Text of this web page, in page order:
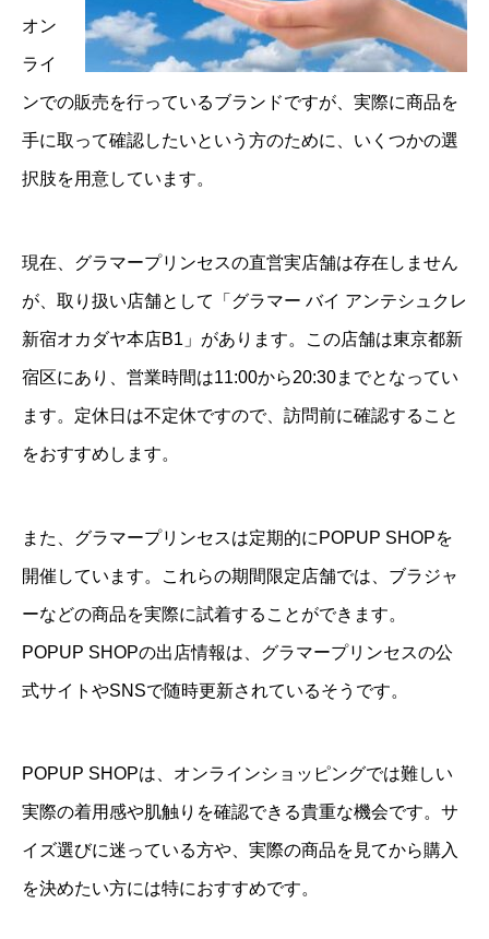
オン
ライ
ンでの販売を行っているブランドですが、実際に商品を
手に取って確認したいという方のために、いくつかの選
択肢を用意しています。
現在、グラマープリンセスの直営実店舗は存在しません
が、取り扱い店舗として「グラマー バイ アンテシュクレ
新宿オカダヤ本店B1」があります。この店舗は東京都新
宿区にあり、営業時間は11:00から20:30までとなってい
ます。定休日は不定休ですので、訪問前に確認すること
をおすすめします。
また、グラマープリンセスは定期的にPOPUP SHOPを
開催しています。これらの期間限定店舗では、ブラジャ
ーなどの商品を実際に試着することができます。
POPUP SHOPの出店情報は、グラマープリンセスの公
式サイトやSNSで随時更新されているそうです。
POPUP SHOPは、オンラインショッピングでは難しい
実際の着用感や肌触りを確認できる貴重な機会です。サ
イズ選びに迷っている方や、実際の商品を見てから購入
を決めたい方には特におすすめです。